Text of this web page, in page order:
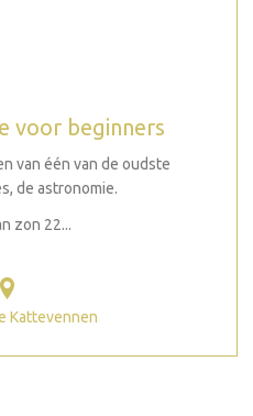
voor beginners
van één van de oudste
de astronomie.
zon 22...
Kattevennen